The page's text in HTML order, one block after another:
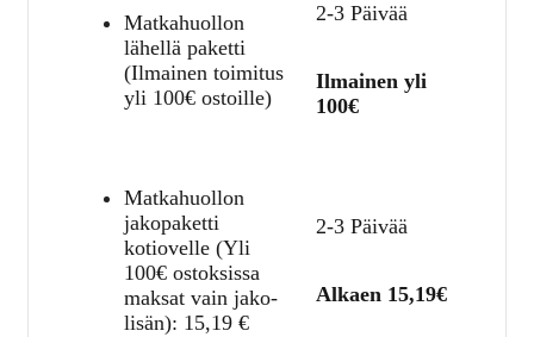
Matkahuollon
lähellä paketti
(Ilmainen toimitus
yli 100€ ostoille)
2-3 Päivää
Ilmainen yli
100€
Matkahuollon
jakopaketti
kotiovelle (Yli
100€ ostoksissa
maksat vain jako-
lisän): 15,19 €
2-3 Päivää
Alkaen 15,19€